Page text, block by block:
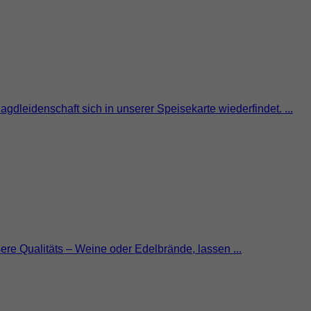
sich in unserer Speisekarte wiederfindet. ...
Qualitäts – Weine oder Edelbrände, lassen ...